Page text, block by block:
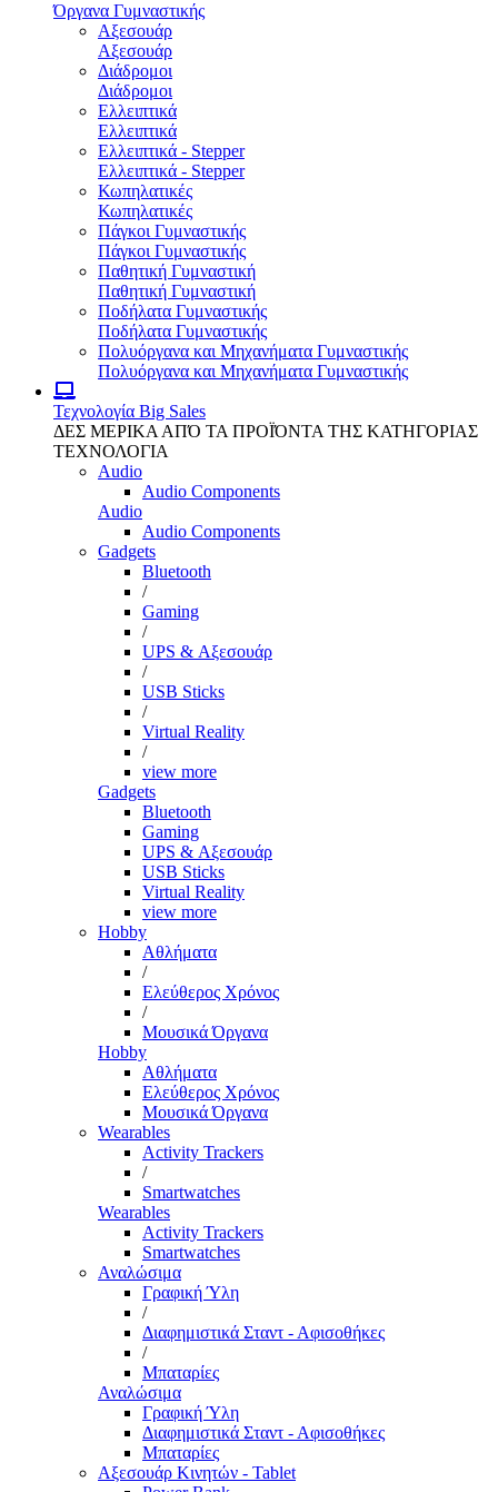
Όργανα Γυμναστικής
Αξεσουάρ
Αξεσουάρ
Διάδρομοι
Διάδρομοι
Ελλειπτικά
Ελλειπτικά
Ελλειπτικά - Stepper
Ελλειπτικά - Stepper
Κωπηλατικές
Κωπηλατικές
Πάγκοι Γυμναστικής
Πάγκοι Γυμναστικής
Παθητική Γυμναστική
Παθητική Γυμναστική
Ποδήλατα Γυμναστικής
Ποδήλατα Γυμναστικής
Πολυόργανα και Μηχανήματα Γυμναστικής
Πολυόργανα και Μηχανήματα Γυμναστικής
Τεχνολογία Big Sales
ΔΕΣ ΜΕΡΙΚΑ ΑΠΌ ΤΑ ΠΡΟΪΌΝΤΑ ΤΗΣ ΚΑΤΗΓΟΡΙΑΣ
ΤΕΧΝΟΛΟΓΙΑ
Audio
Audio Components
Audio
Audio Components
Gadgets
Bluetooth
/
Gaming
/
UPS & Αξεσουάρ
/
USB Sticks
/
Virtual Reality
/
view more
Gadgets
Bluetooth
Gaming
UPS & Αξεσουάρ
USB Sticks
Virtual Reality
view more
Hobby
Αθλήματα
/
Ελεύθερος Χρόνος
/
Μουσικά Όργανα
Hobby
Αθλήματα
Ελεύθερος Χρόνος
Μουσικά Όργανα
Wearables
Activity Trackers
/
Smartwatches
Wearables
Activity Trackers
Smartwatches
Αναλώσιμα
Γραφική Ύλη
/
Διαφημιστικά Σταντ - Αφισοθήκες
/
Μπαταρίες
Αναλώσιμα
Γραφική Ύλη
Διαφημιστικά Σταντ - Αφισοθήκες
Μπαταρίες
Αξεσουάρ Κινητών - Tablet